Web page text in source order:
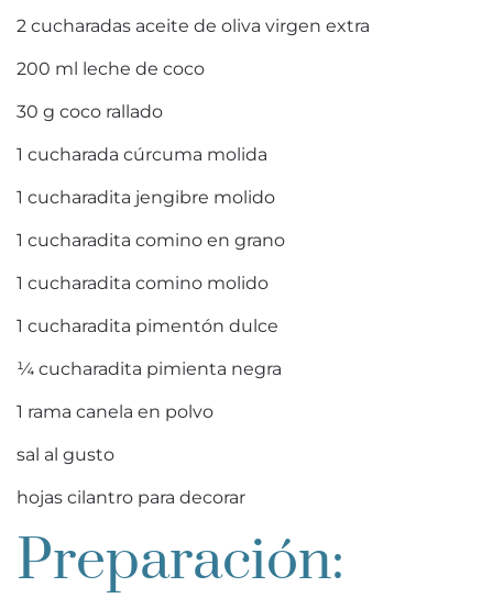
2 cucharadas aceite de oliva virgen extra
200 ml leche de coco
30 g coco rallado
1 cucharada cúrcuma molida
1 cucharadita jengibre molido
1 cucharadita comino en grano
1 cucharadita comino molido
1 cucharadita pimentón dulce
¼ cucharadita pimienta negra
1 rama canela en polvo
sal al gusto
hojas cilantro para decorar
Preparación: